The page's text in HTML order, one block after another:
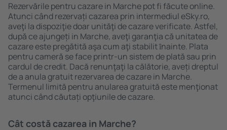
Rezervările pentru cazare in Marche pot fi făcute online.
Atunci când rezervați cazarea prin intermediul eSky.ro,
aveţi la dispoziţie doar unităţi de cazare verificate. Astfel,
după ce ajungeți in Marche, aveţi garanţia că unitatea de
cazare este pregătită aşa cum aţi stabilit ȋnainte. Plata
pentru cameră se face printr-un sistem de plată sau prin
cardul de credit. Dacă renunţaţi la călătorie, aveți dreptul
de a anula gratuit rezervarea de cazare in Marche.
Termenul limită pentru anularea gratuită este menţionat
atunci când căutați opţiunile de cazare.
Cât costă cazarea in Marche?